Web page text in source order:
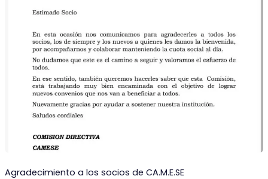
Agradecimiento a los socios de CA.M.E.SE